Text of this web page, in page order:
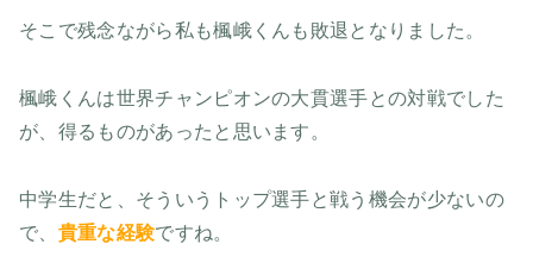
そこで残念ながら私も楓峨くんも敗退となりました。
楓峨くんは世界チャンピオンの大貫選手との対戦でした
が、得るものがあったと思います。
中学生だと、そういうトップ選手と戦う機会が少ないの
で、 貴重な経験ですね。